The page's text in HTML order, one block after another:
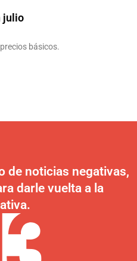
julio
básicos.
de noticias negativas,
darle vuelta a la